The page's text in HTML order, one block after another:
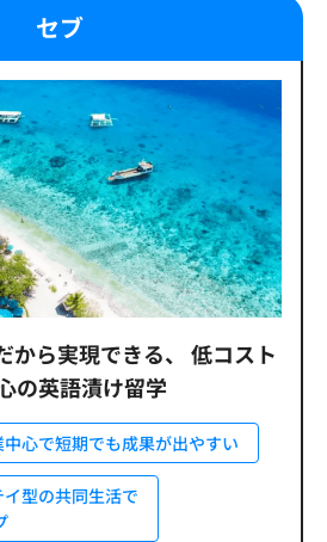
セブ
ら実現できる、 低コスト
の英語漬け留学
心で短期でも成果が出やすい
型の共同生活で